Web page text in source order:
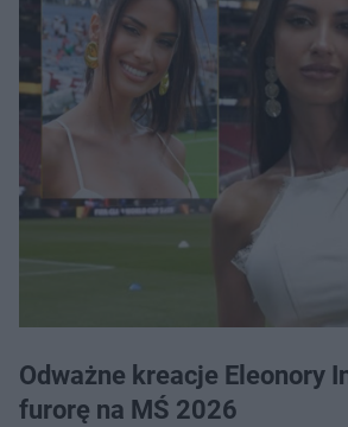
Odważne kreacje Eleonory
furorę na MŚ 2026